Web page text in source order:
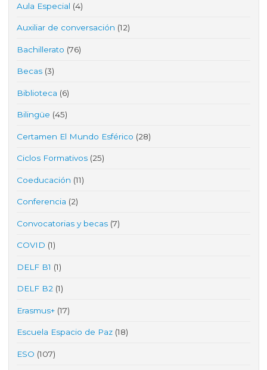
Aula Especial (4)
Auxiliar de conversación (12)
Bachillerato (76)
Becas (3)
Biblioteca (6)
Bilingüe (45)
Certamen El Mundo Esférico (28)
Ciclos Formativos (25)
Coeducación (11)
Conferencia (2)
Convocatorias y becas (7)
COVID (1)
DELF B1 (1)
DELF B2 (1)
Erasmus+ (17)
Escuela Espacio de Paz (18)
ESO (107)